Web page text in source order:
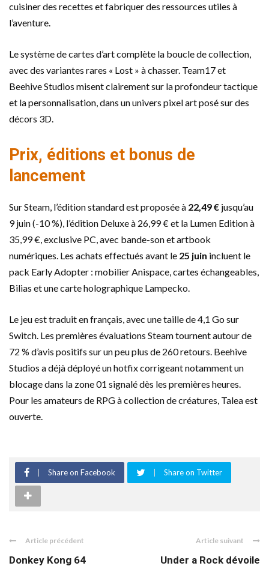
cuisiner des recettes et fabriquer des ressources utiles à
l’aventure.
Le système de cartes d’art complète la boucle de collection,
avec des variantes rares « Lost » à chasser. Team17 et
Beehive Studios misent clairement sur la profondeur tactique
et la personnalisation, dans un univers pixel art posé sur des
décors 3D.
Prix, éditions et bonus de
lancement
Sur Steam, l’édition standard est proposée à 22,49 € jusqu’au
9 juin (-10 %), l’édition Deluxe à 26,99 € et la Lumen Edition à
35,99 €, exclusive PC, avec bande-son et artbook
numériques. Les achats effectués avant le 25 juin incluent le
pack Early Adopter : mobilier Anispace, cartes échangeables,
Bilias et une carte holographique Lampecko.
Le jeu est traduit en français, avec une taille de 4,1 Go sur
Switch. Les premières évaluations Steam tournent autour de
72 % d’avis positifs sur un peu plus de 260 retours. Beehive
Studios a déjà déployé un hotfix corrigeant notamment un
blocage dans la zone 01 signalé dès les premières heures.
Pour les amateurs de RPG à collection de créatures, Talea est
ouverte.
Share on Facebook Share on Twitter
Article précédent
Donkey Kong 64
Article suivant
Under a Rock dévoile